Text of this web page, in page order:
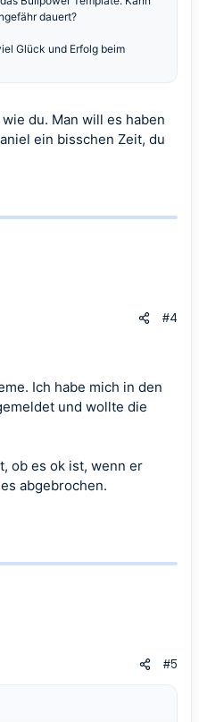
dauert?
Glück und Erfolg beim
du. Man will es haben
ein bisschen Zeit, du
#4
Ich habe mich in den
und wollte die
ob es ok ist, wenn er
abgebrochen.
#5